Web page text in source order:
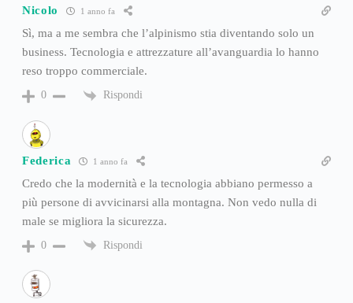
Nicolo 1 anno fa
Sì, ma a me sembra che l’alpinismo stia diventando solo un
business. Tecnologia e attrezzature all’avanguardia lo hanno
reso troppo commerciale.
0 Rispondi
Federica 1 anno fa
Credo che la modernità e la tecnologia abbiano permesso a
più persone di avvicinarsi alla montagna. Non vedo nulla di
male se migliora la sicurezza.
0 Rispondi